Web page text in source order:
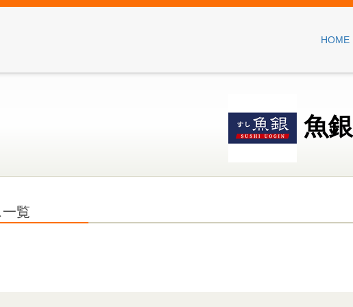
HOME
魚銀
覧